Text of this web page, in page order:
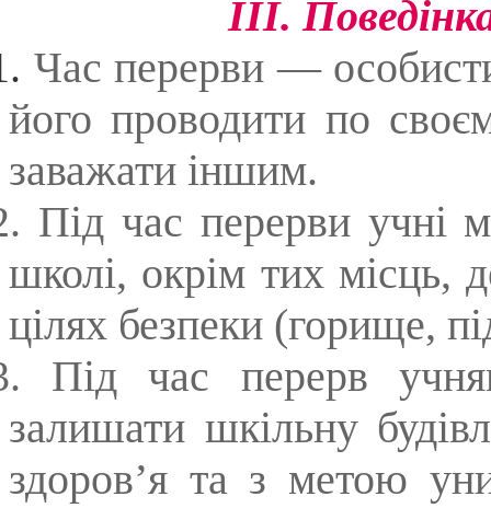
ІІІ.
Час перерви —
його проводити по
заважати іншим.
Під час перерви учні
школі, окрім тих місць,
цілях безпеки (горище,
Під час перерв
залишати шкільну
здоров’я та з метою